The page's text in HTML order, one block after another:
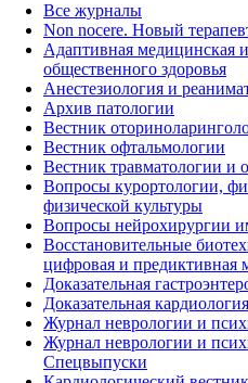
Все журналы
Non nocere. Новый
Адаптивная медицинская
общественного здоровья
Анестезиология и
Архив патологии
Вестник
Вестник офтальмологии
Вестник травматологии
Вопросы курортологии,
физической культуры
Вопросы нейрохирургии
Восстановительные
цифровая и предиктивная
Доказательная
Доказательная
Журнал неврологии и
Журнал неврологии и
Спецвыпуски